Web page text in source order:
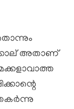
അതാണ്